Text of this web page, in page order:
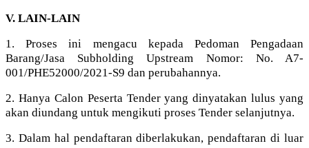
V. LAIN-LAIN
1. Proses ini mengacu kepada Pedoman Pengadaan
Barang/Jasa Subholding Upstream Nomor: No. A7-
001/PHE52000/2021-S9 dan perubahannya.
2. Hanya Calon Peserta Tender yang dinyatakan lulus yang
akan diundang untuk mengikuti proses Tender selanjutnya.
3. Dalam hal pendaftaran diberlakukan, pendaftaran di luar